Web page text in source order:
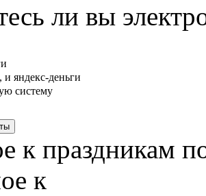
ли вы
яндекс-деньги
систему
к праздникам